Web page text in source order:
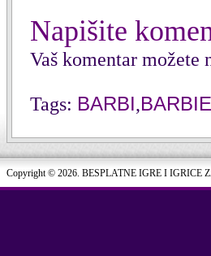
Napišite
Vaš komentar možete
Tags: BARBI,BARBIE
Copyright © 2026. BESPLATNE IGRE I IGRICE